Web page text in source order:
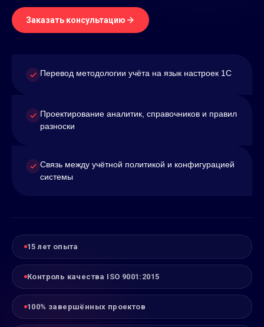
Заказать консультацию
Перевод методологии учёта на язык настроек 1С
Проектирование аналитик, справочников и правил
разноски
Связь между учётной политикой и конфигурацией
системы
15 лет опыта
Контроль качества ISO 9001:2015
100% завершённых проектов